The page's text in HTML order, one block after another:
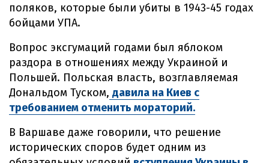
поляков, которые были убиты в 1943-45 годах
бойцами УПА.
Вопрос эксгумаций годами был яблоком
раздора в отношениях между Украиной и
Польшей. Польская власть, возглавляемая
Дональдом Туском, давила на Киев с
требованием отменить мораторий.
В Варшаве даже говорили, что решение
исторических споров будет одним из